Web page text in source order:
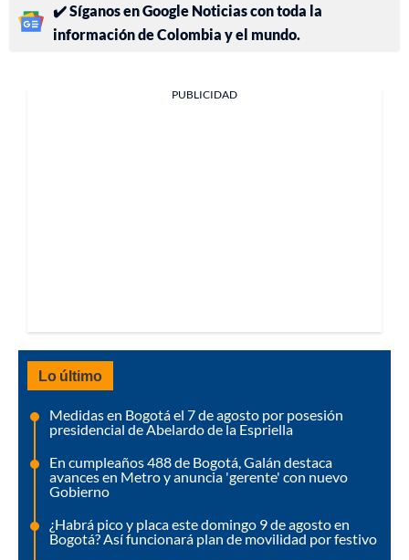
✔️ Síganos en Google Noticias con toda la
información de Colombia y el mundo.
PUBLICIDAD
Lo último
Medidas en Bogotá el 7 de agosto por posesión
presidencial de Abelardo de la Espriella
En cumpleaños 488 de Bogotá, Galán destaca
avances en Metro y anuncia 'gerente' con nuevo
Gobierno
¿Habrá pico y placa este domingo 9 de agosto en
Bogotá? Así funcionará plan de movilidad por festivo